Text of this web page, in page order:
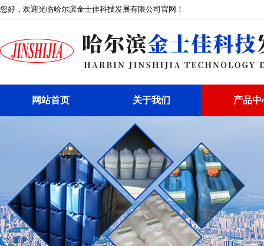
您好，欢迎光临哈尔滨金士佳科技发展有限公司官网！
网站首页 关于我们 产品中